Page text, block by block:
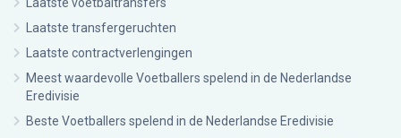
Laatste transfergeruchten
Laatste contractverlengingen
Meest waardevolle Voetballers spelend in de Nederlandse
Eredivisie
Beste Voetballers spelend in de Nederlandse Eredivisie